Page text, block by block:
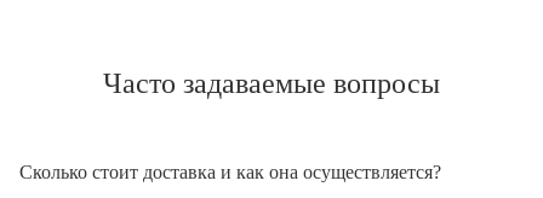
Часто задаваемые вопросы
Сколько стоит доставка и как она осуществляется?